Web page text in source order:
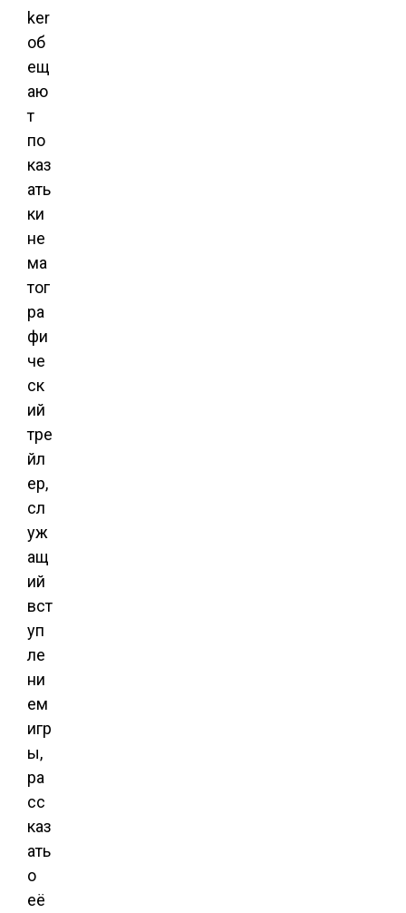
ker
об
ещ
аю
т
по
каз
ать
ки
не
ма
тог
ра
фи
че
ск
ий
тре
йл
ер,
сл
уж
ащ
ий
вст
уп
ле
ни
ем
игр
ы,
ра
сс
каз
ать
о
её